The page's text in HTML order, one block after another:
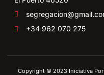
+34 962 070 275
Copyright © 2023 Iniciativa